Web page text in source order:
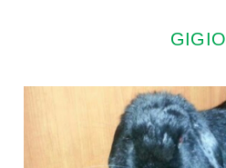
GIGIO